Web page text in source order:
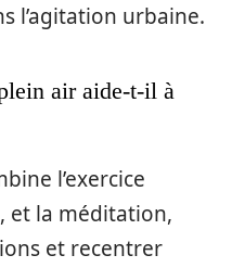
l’agitation urbaine.
air aide-t-il à
l’exercice
et la méditation,
et recentrer